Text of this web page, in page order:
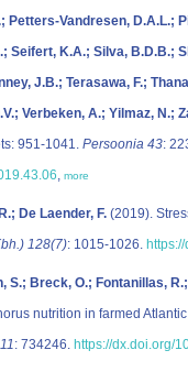
Petters-Vandresen, D.A.L.;
Seifert, K.A.; Silva, B.D.B.;
J.B.; Terasawa, F.;
Verbeken, A.; Yilmaz, N.;
951-1041. Persoonia 43:
, more
De Laender, F. (2019).
128(7): 1015-1026.
S.; Breck, O.; Fontanillas,
nutrition in farmed
: 734246. https://dx.doi.org/